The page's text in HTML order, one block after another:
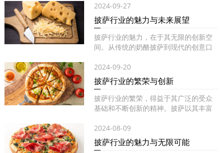
2024-09-27
披萨行业的魅力与未来展望
披萨行业的魅力，在于其无限的创新空
间。从传统的奶酪披萨到现代的创意口
2024-09-20
披萨行业的繁荣与创新
披萨行业的繁荣，得益于其广泛的受众
基础和不断创新的精神。披萨以其丰富
2024-08-09
披萨行业的魅力与无限可能